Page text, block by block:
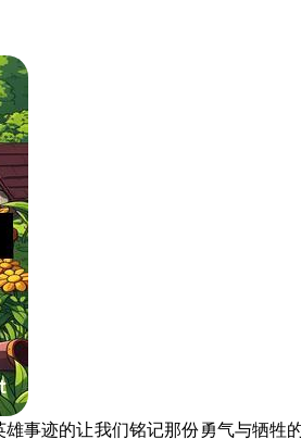
事迹的让我们铭记那份勇气与牺牲